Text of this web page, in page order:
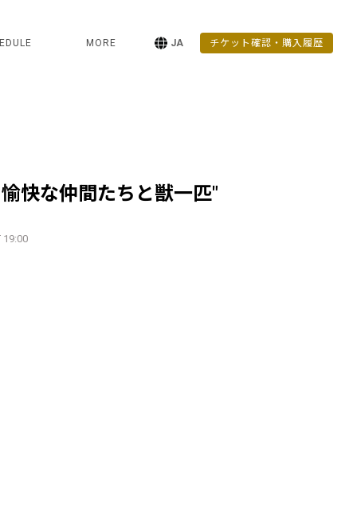
MORE JA チケット確認・購入履歴
快な仲間たちと獣一匹"
19:00